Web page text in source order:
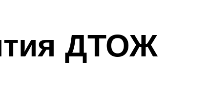
ДТОЖ